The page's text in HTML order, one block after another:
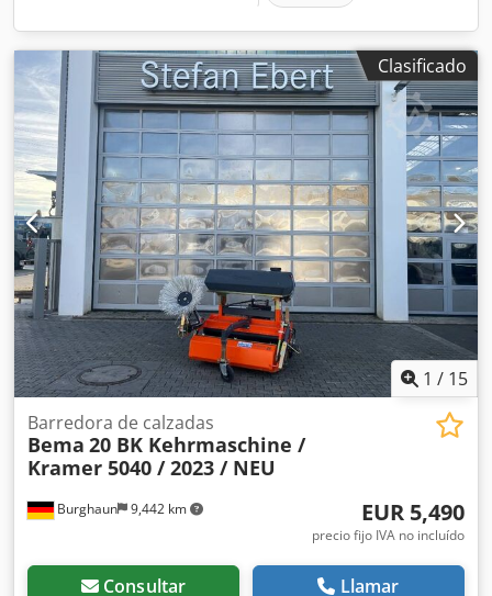
Clasificado
1 / 15
Burghaun 9,442 km
Barredora de calzadas
Bema 20 BK Kehrmaschine /
Kramer 5040 / 2023 / NEU
EUR 5,490
precio fijo IVA no incluído
Consultar Llamar